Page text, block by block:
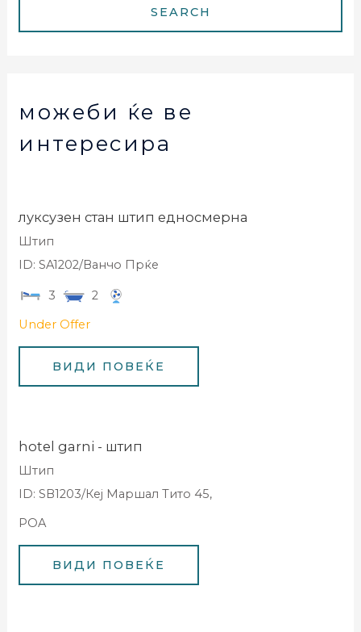
можеби ќе ве
интересира
луксузен стан штип едносмерна
Штип
ID: SA1202/Ванчо Прќе
3 2
Under Offer
hotel garni - штип
Штип
ID: SB1203/Кеј Маршал Тито 45,
POA